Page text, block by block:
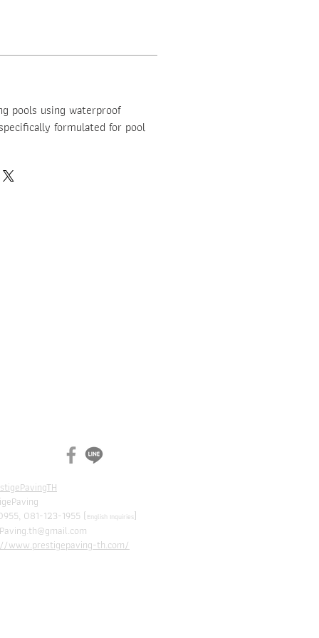
pools using waterproof
formulated for pool
081-123-1955 (English Inquiries]
www.prestigepaving-th.com/